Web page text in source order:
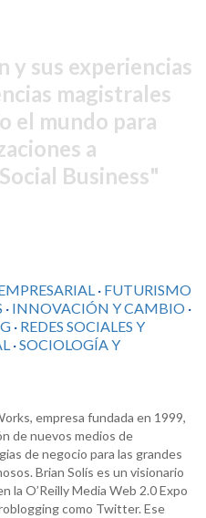
y sus experiencias
magistrales
el mundo para
a
Business
· FUTURISMO
· INNOVACIÓN Y CAMBIO ·
· REDES SOCIALES Y
·SOCIOLOGÍA Y
empresa fundada en 1999,
de nuevos medios de
de negocio para las grandes
Brian Solís es un visionario
la O’Reilly Media Web 2.0 Expo
como Twitter. Ese